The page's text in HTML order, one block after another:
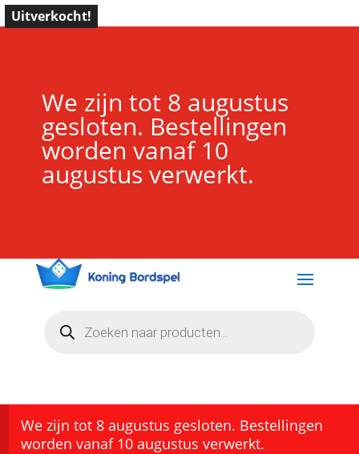
We zijn tot 8 augustus
gesloten. Bestellingen
worden vanaf 10
augustus verwerkt.
zoeken
We zijn tot 8 augustus gesloten. Bestellingen
worden vanaf 10 augustus verwerkt.
Uitverkocht!